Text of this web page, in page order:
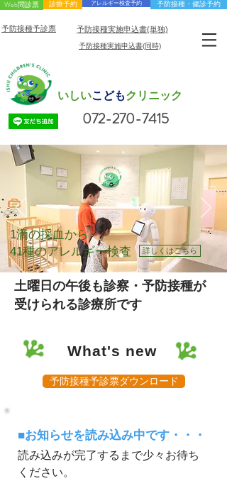
Web問診票 診療予約 アレルギー検査予約 予防接種・健診予約
予防接種予診票 予防接種実施申込書(単独)
予防接種実施申込書(同時)
いしいこどもクリニック
072-270-7415
1滴の採血から
41種のアレルギー検査
詳しくはこちら
土曜日の午後も診察・予防接種が
受けられる診療所です
What's new
予防接種予診票ダウンロード
■お知らせを読み込み中です・・・
読み込みが完了するまで少々お待ち
ください。